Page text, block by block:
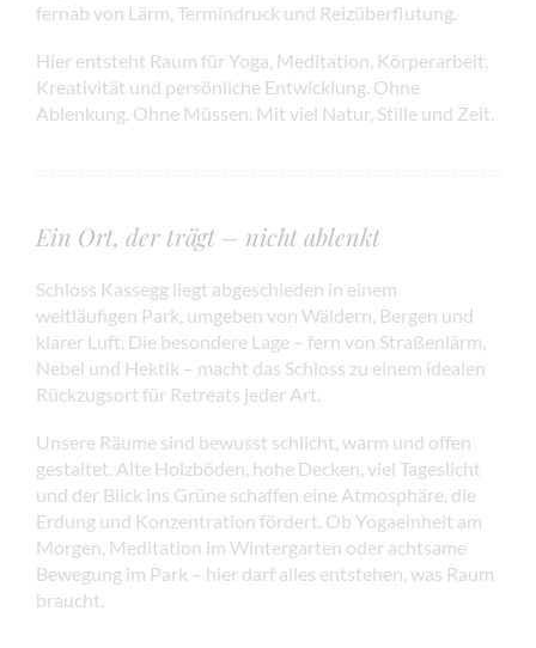
fernab von Lärm, Termindruck und Reizüberflutung.
Hier entsteht Raum für Yoga, Meditation, Körperarbeit,
Kreativität und persönliche Entwicklung. Ohne
Ablenkung. Ohne Müssen. Mit viel Natur, Stille und Zeit.
Ein Ort, der trägt – nicht ablenkt
Schloss Kassegg liegt abgeschieden in einem
weitläufigen Park, umgeben von Wäldern, Bergen und
klarer Luft. Die besondere Lage – fern von Straßenlärm,
Nebel und Hektik – macht das Schloss zu einem idealen
Rückzugsort für Retreats jeder Art.
Unsere Räume sind bewusst schlicht, warm und offen
gestaltet. Alte Holzböden, hohe Decken, viel Tageslicht
und der Blick ins Grüne schaffen eine Atmosphäre, die
Erdung und Konzentration fördert. Ob Yogaeinheit am
Morgen, Meditation im Wintergarten oder achtsame
Bewegung im Park – hier darf alles entstehen, was Raum
braucht.